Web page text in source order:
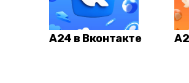
А24 в Вконтакте